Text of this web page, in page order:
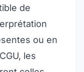
de
ou en
les